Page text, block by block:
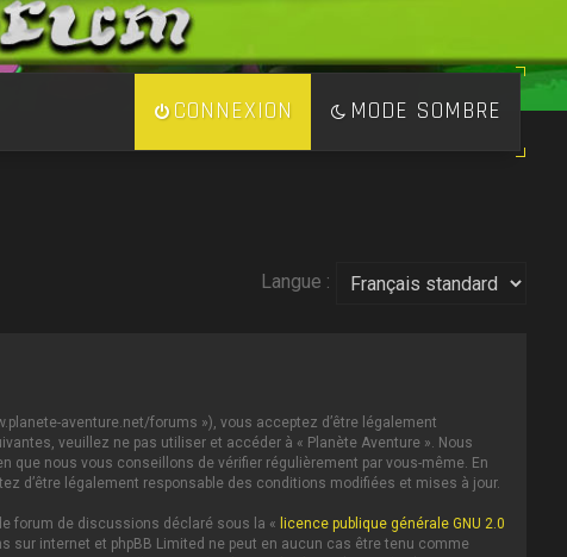
MODE SOMBRE
CONNEXION
Langue :
aventure.net/forums »), vous acceptez d’être légalement
veuillez ne pas utiliser et accéder à « Planète Aventure ». Nous
nous vous conseillons de vérifier régulièrement par vous-même. En
d’être légalement responsable des conditions modifiées et mises à jour.
forum de discussions déclaré sous la « licence publique générale GNU 2.0
sur internet et phpBB Limited ne peut en aucun cas être tenu comme